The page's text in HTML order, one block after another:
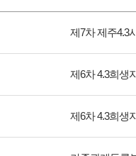
제7차 제주4.3
제6차 4.3희생
제6차 4.3희생